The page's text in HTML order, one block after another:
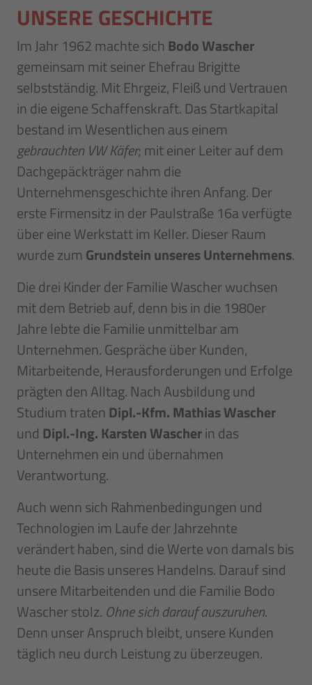
UNSERE GESCHICHTE
Im Jahr 1962 machte sich Bodo Wascher
gemeinsam mit seiner Ehefrau Brigitte
selbstständig. Mit Ehrgeiz, Fleiß und Vertrauen
in die eigene Schaffenskraft. Das Startkapital
bestand im Wesentlichen aus einem
gebrauchten VW Käfer; mit einer Leiter auf dem
Dachgepäckträger nahm die
Unternehmensgeschichte ihren Anfang. Der
erste Firmensitz in der Paulstraße 16a verfügte
über eine Werkstatt im Keller. Dieser Raum
wurde zum Grundstein unseres Unternehmens.
Die drei Kinder der Familie Wascher wuchsen
mit dem Betrieb auf, denn bis in die 1980er
Jahre lebte die Familie unmittelbar am
Unternehmen. Gespräche über Kunden,
Mitarbeitende, Herausforderungen und Erfolge
prägten den Alltag. Nach Ausbildung und
Studium traten Dipl.-Kfm. Mathias Wascher
und Dipl.-Ing. Karsten Wascherin das
Unternehmen ein und übernahmen
Verantwortung.
Auch wenn sich Rahmenbedingungen und
Technologien im Laufe der Jahrzehnte
verändert haben, sind die Werte von damals bis
heute die Basis unseres Handelns. Darauf sind
unsere Mitarbeitenden und die Familie Bodo
Wascher stolz. Ohne sich darauf auszuruhen.
Denn unser Anspruch bleibt, unsere Kunden
täglich neu durch Leistung zu überzeugen.